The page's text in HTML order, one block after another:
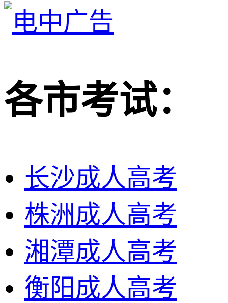
各市考试：
长沙成人高考
株洲成人高考
湘潭成人高考
衡阳成人高考